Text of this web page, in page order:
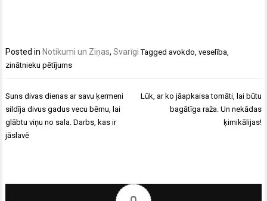
Posted in Notikumi un Ziņas,Svarīgi Taggedavokdo ,veselība
zinātnieku pētījums
Ziņu
izvēlne
Suns divas dienas ar savu ķermeni
sildīja divus gadus vecu bērnu, lai
glābtu viņu no sala. Darbs, kas ir
jāslavē
Lūk, ar ko jāapkaisa tomāti, lai būtu
bagātīga raža. Un nekādas
ķimikālijas!